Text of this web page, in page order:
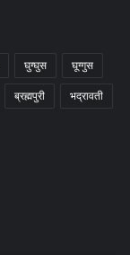
घुग्घुस घूग्गुस
ब्रह्मपुरी भद्रावती